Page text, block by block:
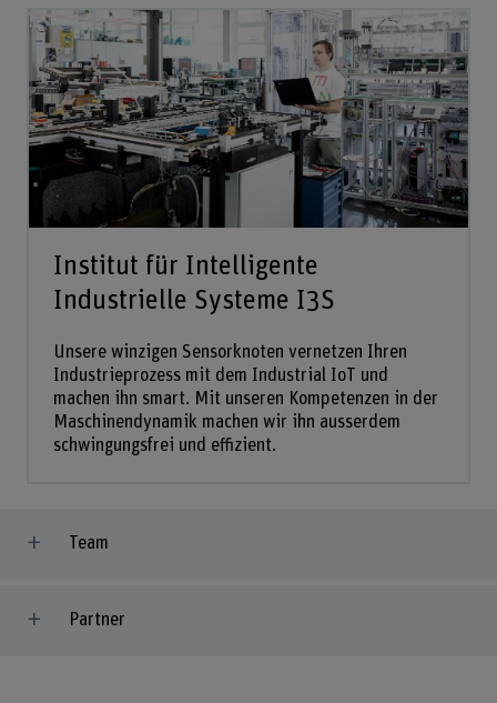
Institut für Intelligente
Industrielle Systeme I3S
Unsere winzigen Sensorknoten vernetzen Ihren
Industrieprozess mit dem Industrial IoT und
machen ihn smart. Mit unseren Kompetenzen in der
Maschinendynamik machen wir ihn ausserdem
schwingungsfrei und effizient.
Team
Partner